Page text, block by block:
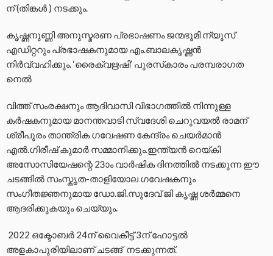
ന് (തിങ്കൾ ) നടക്കും.
കൃഷ്ണനുണ്ണി അനുസ്മരണ പ്രഭാഷണം ജന്മഭൂമി ന്യൂസ്
എഡിറ്ററും പ്രഭാഷകനുമായ എം.ബാലകൃഷ്ണൻ
നിർവ്വഹിക്കും. ‘രൈക്വഋഷി’ പുരസ്‌കാരം പരമ്പരാഗത
നെൽ
വിത്ത് സംരക്ഷനും ആദിവാസി വിഭാഗത്തിൽ നിന്നുള്ള
കർഷകനുമായ മാനന്തവാടി സ്വദേശി ചെറുവയൽ രാമന്
ശ്രീപുരം താന്ത്രിക ഗവേഷണ കേന്ദ്രം ചെയർമാൻ
എൽ.ഗിരീഷ് കുമാർ സമ്മാനിക്കും.ഇന്ത്യൻ റെയ്കി
അസോസിയേഷന്റെ 23ാം വാർഷിക ദിനത്തിൽ നടക്കുന്ന ഈ
ചടങ്ങിൽ സംസ്കൃത-താളിയോല ഗവേഷകനും
സംഗീതജ്ഞനുമായ ഡോ.ജി.സുദേവ് ജി കൃഷ്ണ ശർമ്മനെ
ആദരിക്കുകയും ചെയ്യും.
2022 ഒക്ടോബർ 24ന് വൈകീട്ട് 3ന് ഹോട്ടൽ
അളകാപുരിയിലാണ് ചടങ്ങ് നടക്കുന്നത്.